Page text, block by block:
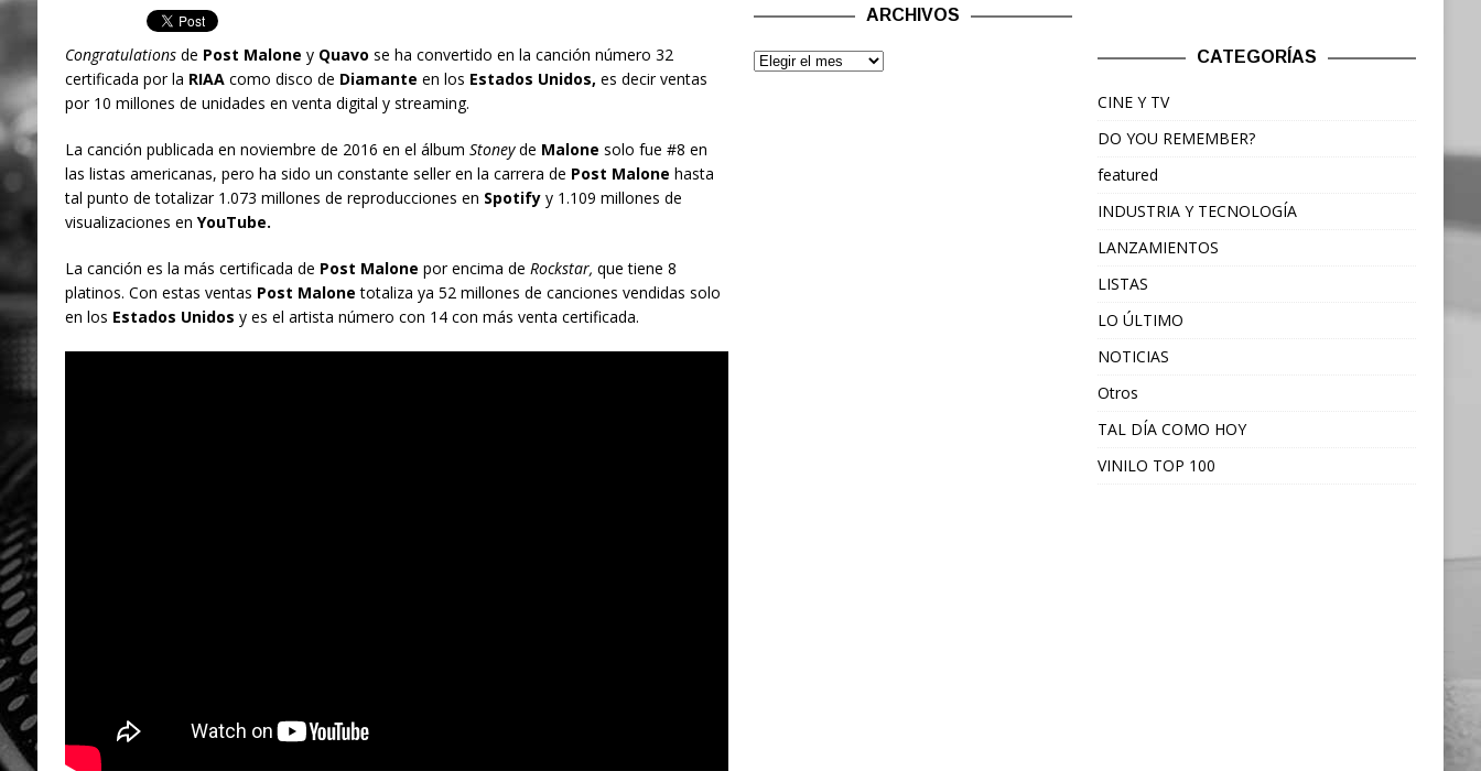
Congratulationsde Post Malone y Quavo se ha convertido en la canción número 32
certificada por la RIAAcomo disco de Diamante en los Estados Unidos, es decir ventas
por 10 millones de unidades en venta digital y streaming.
La canción publicada en noviembre de 2016 en el álbum Stoneyde Malone solo fue #8 en
las listas americanas, pero ha sido un constante seller en la carrera de Post Malone hasta
tal punto de totalizar 1.073 millones de reproducciones en Spotifyy 1.109 millones de
visualizaciones en YouTube.
La canción es la más certificada de Post Malone por encima de Rockstar, que tiene 8
platinos. Con estas ventas Post Malone totaliza ya 52 millones de canciones vendidas solo
en los Estados Unidos y es el artista número con 14 con más venta certificada.
ARCHIVOS
CATEGORÍAS
CINE Y TV
DO YOU REMEMBER?
featured
INDUSTRIA Y TECNOLOGÍA
LANZAMIENTOS
LISTAS
LO ÚLTIMO
NOTICIAS
Otros
TAL DÍA COMO HOY
VINILO TOP 100